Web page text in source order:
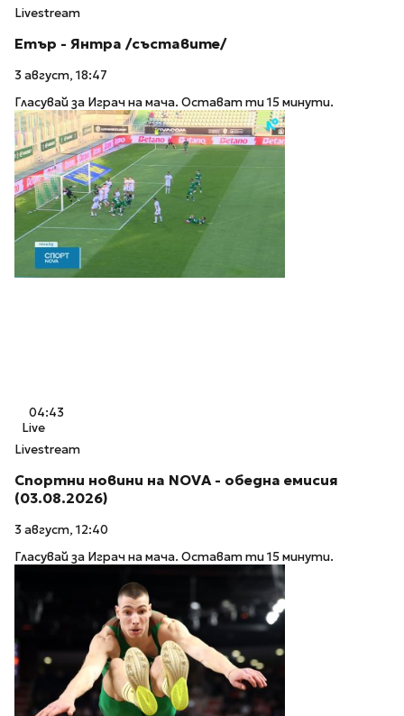
Livestream
Етър - Янтра /съставите/
3 август, 18:47
Гласувай за Играч на мача. Остават ти 15 минути.
04:43
Live
Livestream
Спортни новини на NOVA - обедна емисия
(03.08.2026)
3 август, 12:40
Гласувай за Играч на мача. Остават ти 15 минути.